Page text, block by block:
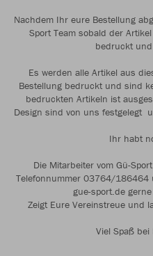
Nachdem Ihr eure Bestellung
Sport Team sobald der
bedruckt
Es werden alle Artikel aus
Bestellung bedruckt und sind
bedruckten Artikeln ist
Design sind von uns festgelegt
Ihr habt
Die Mitarbeiter vom Gü-
Telefonnummer 03764/186464
gue-sport.de
Zeigt Eure Vereinstreue und
Viel Spaß